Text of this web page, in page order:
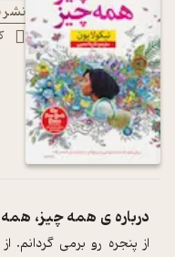
نشر
درباره ی همه چیز،
از پنجره رو برمی گردانم.